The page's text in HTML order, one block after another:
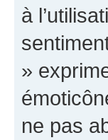
à
»
ne pas